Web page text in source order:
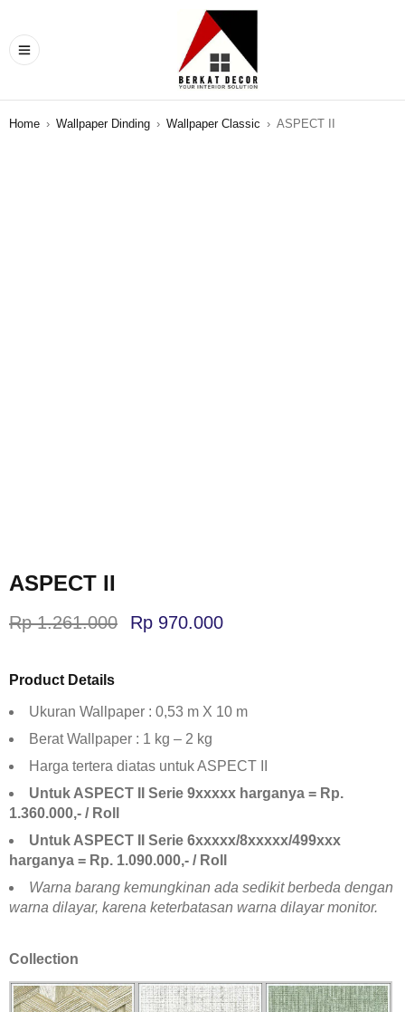
Home › Wallpaper Dinding › Wallpaper Classic › ASPECT II
ASPECT II
Rp1.261.000 Rp 970.000
Product Details
Ukuran Wallpaper : 0,53 m X 10 m
Berat Wallpaper : 1 kg – 2 kg
Harga tertera diatas untuk ASPECT II
Untuk ASPECT II Serie 9xxxxx harganya = Rp.
1.360.000,- / Roll
Untuk ASPECT II Serie 6xxxxx/8xxxxx/499xxx
harganya = Rp. 1.090.000,- / Roll
Warna barang kemungkinan ada sedikit berbeda dengan
warna dilayar, karena keterbatasan warna dilayar monitor.
Collection